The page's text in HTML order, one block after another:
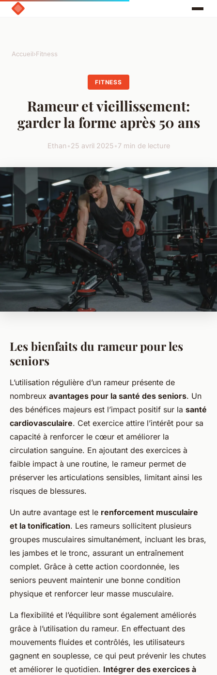
Accueil›Fitness
FITNESS
Rameur et vieillissement:
garder la forme après 50 ans
Ethan•25 avril 2025•7 min de lecture
Les bienfaits du rameur pour les
seniors
L’utilisation régulière d’un rameur présente de
nombreux avantages pour la santé des seniors. Un
des bénéfices majeurs est l’impact positif sur la santé
cardiovasculaire. Cet exercice attire l’intérêt pour sa
capacité à renforcer le cœur et améliorer la
circulation sanguine. En ajoutant des exercices à
faible impact à une routine, le rameur permet de
préserver les articulations sensibles, limitant ainsi les
risques de blessures.
Un autre avantage est le renforcement musculaire
et la tonification. Les rameurs sollicitent plusieurs
groupes musculaires simultanément, incluant les bras,
les jambes et le tronc, assurant un entraînement
complet. Grâce à cette action coordonnée, les
seniors peuvent maintenir une bonne condition
physique et renforcer leur masse musculaire.
La flexibilité et l’équilibre sont également améliorés
grâce à l’utilisation du rameur. En effectuant des
mouvements fluides et contrôlés, les utilisateurs
gagnent en souplesse, ce qui peut prévenir les chutes
et améliorer le quotidien. Intégrer des exercices à